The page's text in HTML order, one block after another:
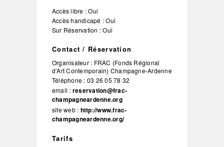
Accès libre : Oui
Accès handicapé : Oui
Sur Réservation : Oui
Contact / Réservation
Organisateur : FRAC (Fonds Régional
d’Art Contemporain) Champagne-Ardenne
Téléphone : 03 26 05 78 32
email : reservation@frac-
champagneardenne.org
site web : http://www.frac-
champagneardenne.org/
Tarifs